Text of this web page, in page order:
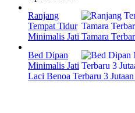
Ranjang
Tempat Tidur
Minimalis Jati Tamara
Bed Dipan
Minimalis Jati
Laci Benoa Terbaru 3 Jutaan